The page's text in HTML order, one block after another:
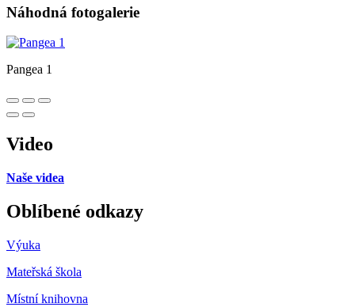
Náhodná fotogalerie
Pangea 1
Video
Naše videa
Oblíbené odkazy
Výuka
Mateřská škola
Místní knihovna